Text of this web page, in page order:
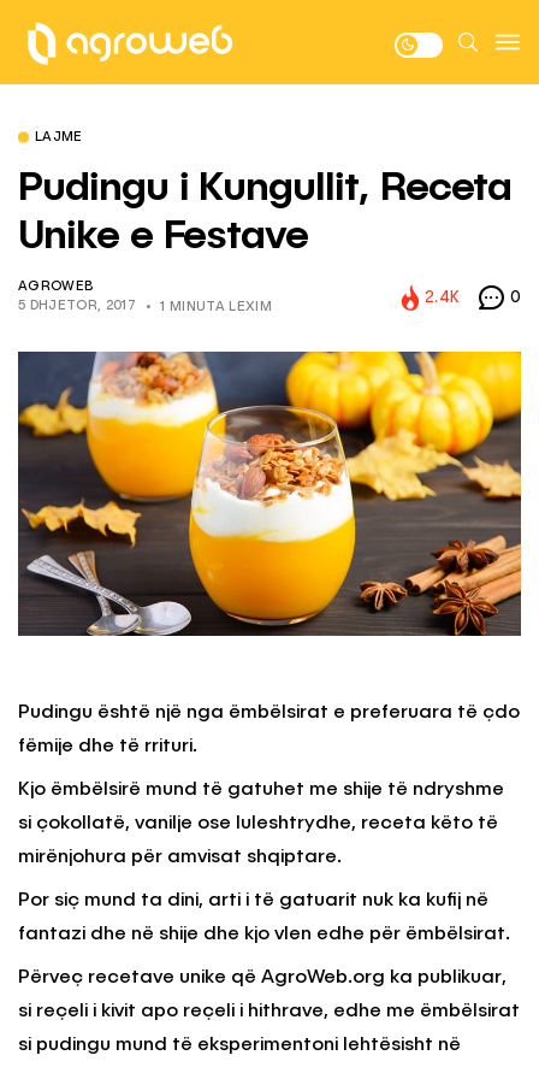
LAJME
Pudingu i Kungullit, Receta
Unike e Festave
AGROWEB
5 DHJETOR, 2017
1 MINUTA LEXIM
2.4K 0
Pudingu është një nga ëmbëlsirat e preferuara të çdo
fëmije dhe të rrituri.
Kjo ëmbëlsirë mund të gatuhet me shije të ndryshme
si çokollatë, vanilje ose luleshtrydhe, receta këto të
mirënjohura për amvisat shqiptare.
Por siç mund ta dini, arti i të gatuarit nuk ka kufij në
fantazi dhe në shije dhe kjo vlen edhe për ëmbëlsirat.
Përveç recetave unike që AgroWeb.org ka publikuar,
si reçeli i kivit apo reçeli i hithrave, edhe me ëmbëlsirat
si pudingu mund të eksperimentoni lehtësisht në